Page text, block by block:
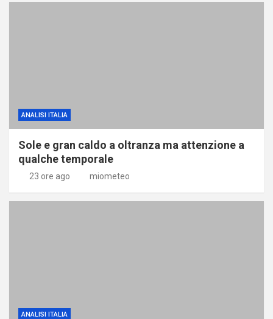
ANALISI ITALIA
Sole e gran caldo a oltranza ma attenzione a
qualche temporale
23 ore ago miometeo
ANALISI ITALIA